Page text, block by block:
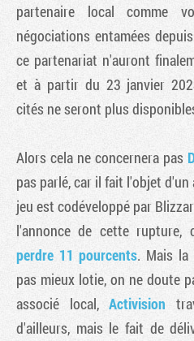
partenaire local comme
négociations entamées
ce partenariat n'auront
et à partir du 23 janvier
cités ne seront plus
Alors cela ne concernera pas
pas parlé, car il fait l'objet
jeu est codéveloppé par
l'annonce de cette rupture,
perdre 11 pourcents. Mais la
pas mieux lotie, on ne doute
associé local, Activision
d'ailleurs, mais le fait de